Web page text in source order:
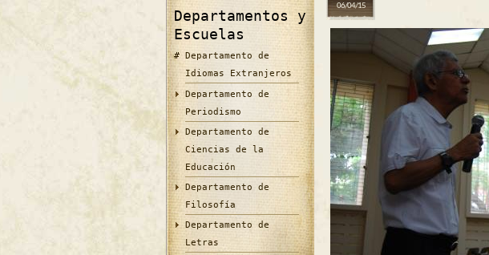
Departamentos y
Escuelas
Departamento de
Idiomas Extranjeros
Departamento de
Periodismo
Departamento de
Ciencias de la
Educación
Departamento de
Filosofía
Departamento de
Letras
06/04/15